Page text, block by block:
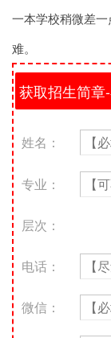
一本学校稍微差
难。
姓名：
专业：
层次：
电话：
微信：